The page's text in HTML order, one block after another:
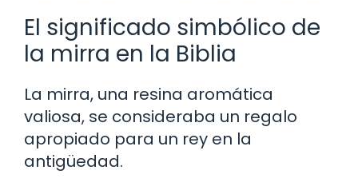
El significado simbólico de
la mirra en la Biblia
La mirra, una resina aromática
valiosa, se consideraba un regalo
apropiado para un rey en la
antigüedad.